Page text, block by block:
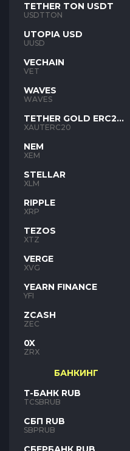
TETHER TON USDT
USDTTON
UTOPIA USD
UUSD
VECHAIN
VET
WAVES
WAVES
TETHER GOLD ERC20
XAUT
XAUTERC20
NEM
XEM
STELLAR
XLM
RIPPLE
XRP
TEZOS
XTZ
VERGE
XVG
YEARN FINANCE
YFI
ZCASH
ZEC
0X
ZRX
БАНКИНГ
Т-БАНК RUB
TCSBRUB
СБП RUB
SBPRUB